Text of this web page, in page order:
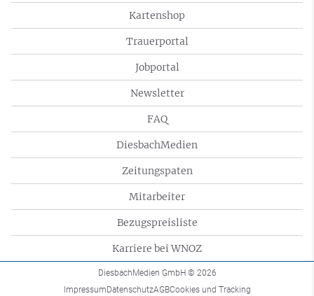
Kartenshop
Trauerportal
Jobportal
Newsletter
FAQ
DiesbachMedien
Zeitungspaten
Mitarbeiter
Bezugspreisliste
Karriere bei WNOZ
DiesbachMedien GmbH © 2026
ImpressumDatenschutzAGBCookies und Tracking